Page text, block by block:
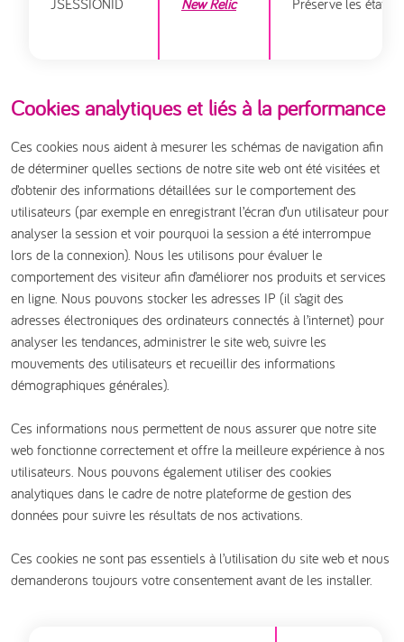
JSESSIONID New Relic Préserve les états
Cookies analytiques et liés à la performance
Ces cookies nous aident à mesurer les schémas de navigation afin
de déterminer quelles sections de notre site web ont été visitées et
d’obtenir des informations détaillées sur le comportement des
utilisateurs (par exemple en enregistrant l’écran d’un utilisateur pour
analyser la session et voir pourquoi la session a été interrompue
lors de la connexion). Nous les utilisons pour évaluer le
comportement des visiteur afin d’améliorer nos produits et services
en ligne. Nous pouvons stocker les adresses IP (il s’agit des
adresses électroniques des ordinateurs connectés à l’internet) pour
analyser les tendances, administrer le site web, suivre les
mouvements des utilisateurs et recueillir des informations
démographiques générales).
Ces informations nous permettent de nous assurer que notre site
web fonctionne correctement et offre la meilleure expérience à nos
utilisateurs. Nous pouvons également utiliser des cookies
analytiques dans le cadre de notre plateforme de gestion des
données pour suivre les résultats de nos activations.
Ces cookies ne sont pas essentiels à l’utilisation du site web et nous
demanderons toujours votre consentement avant de les installer.